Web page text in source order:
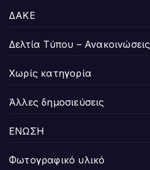
ΔΑΚΕ
Δελτία Τύπου – Ανακοινώσεις
Χωρίς κατηγορία
Άλλες δημοσιεύσεις
ΕΝΩΣΗ
Φωτογραφικό υλικό